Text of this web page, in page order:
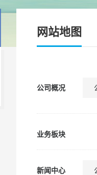
网站地图
公司概况
业务板块
新闻中心